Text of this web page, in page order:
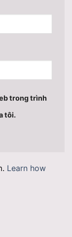
trong trình
tôi.
Learn how